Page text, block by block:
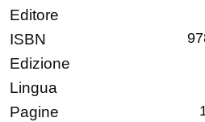
Editore
ISBN
Edizione
Lingua
Pagine